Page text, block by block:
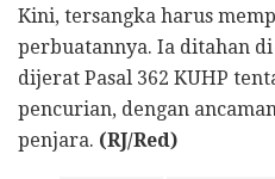
Kini, tersangka harus
perbuatannya. Ia ditahan
dijerat Pasal 362 KUHP
pencurian, dengan
penjara. (RJ/Red)